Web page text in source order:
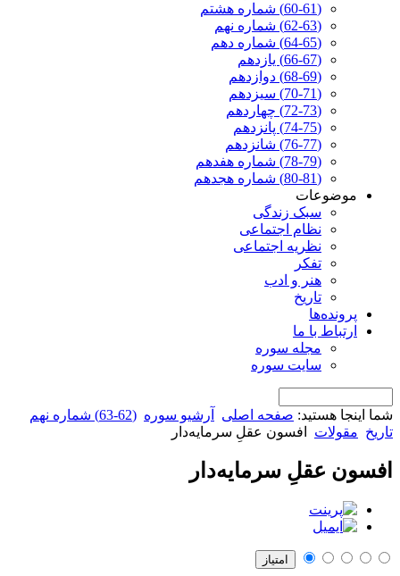
(60-61) شماره هشتم
(62-63) شماره نهم
(64-65) شماره دهم
(66-67) یازدهم
(68-69) دوازدهم
(70-71) سیزدهم
(72-73) چهاردهم
(74-75) پانزدهم
(76-77) شانزدهم
(78-79) شماره هفدهم
(80-81) شماره هجدهم
موضوعات
سبک زندگی
نظام اجتماعی
نظریه اجتماعی
تفکر
هنر و ادب
تاریخ
پرونده‌ها
ارتباط با ما
مجله سوره
سایت سوره
شما اینجا هستید: صفحه اصلی آرشیو سوره (62-63) شماره نهم
تاریخ مقولات افسون عقلِ سرمایه‌دار
افسون عقلِ سرمایه‌دار